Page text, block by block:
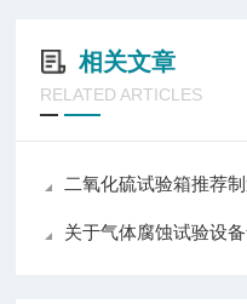
相关文章
RELATED ARTICLES
二氧化硫试验箱推荐制造
关于气体腐蚀试验设